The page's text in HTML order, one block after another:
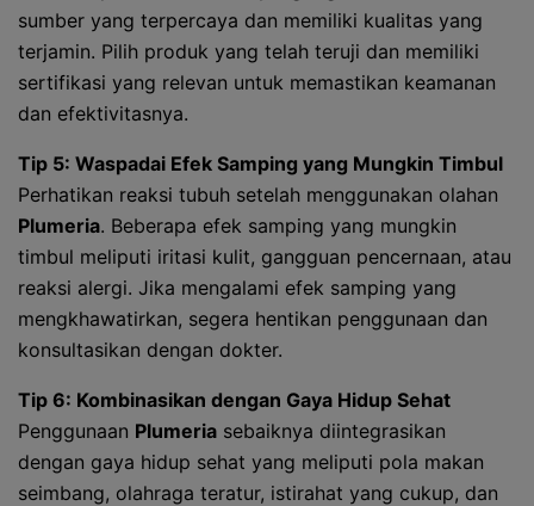
sumber yang terpercaya dan memiliki kualitas yang
terjamin. Pilih produk yang telah teruji dan memiliki
sertifikasi yang relevan untuk memastikan keamanan
dan efektivitasnya.
Tip 5: Waspadai Efek Samping yang Mungkin Timbul
Perhatikan reaksi tubuh setelah menggunakan olahan
Plumeria. Beberapa efek samping yang mungkin
timbul meliputi iritasi kulit, gangguan pencernaan, atau
reaksi alergi. Jika mengalami efek samping yang
mengkhawatirkan, segera hentikan penggunaan dan
konsultasikan dengan dokter.
Tip 6: Kombinasikan dengan Gaya Hidup Sehat
Penggunaan Plumeria sebaiknya diintegrasikan
dengan gaya hidup sehat yang meliputi pola makan
seimbang, olahraga teratur, istirahat yang cukup, dan